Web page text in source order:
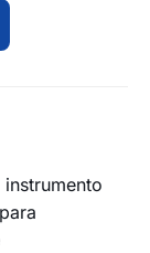
instrumento